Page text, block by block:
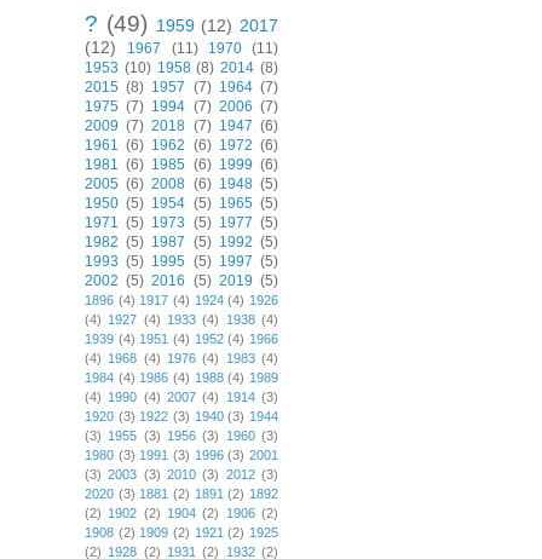
? (49) 1959 (12) 2017
(12)
1967 (11) 1970 (11)
1953 (10) 1958 (8) 2014 (8)
2015 (8) 1957 (7) 1964 (7)
1975 (7) 1994 (7) 2006 (7)
2009 (7) 2018 (7) 1947 (6)
1961 (6) 1962 (6) 1972 (6)
1981 (6) 1985 (6) 1999 (6)
2005 (6) 2008 (6) 1948 (5)
1950 (5) 1954 (5) 1965 (5)
1971 (5) 1973 (5) 1977 (5)
1982 (5) 1987 (5) 1992 (5)
1993 (5) 1995 (5) 1997 (5)
2002 (5) 2016 (5) 2019 (5)
1896 (4) 1917 (4) 1924 (4) 1926
(4) 1927 (4) 1933 (4) 1938 (4)
1939 (4) 1951 (4) 1952 (4) 1966
(4) 1968 (4) 1976 (4) 1983 (4)
1984 (4) 1986 (4) 1988 (4) 1989
(4) 1990 (4) 2007 (4) 1914 (3)
1920 (3) 1922 (3) 1940 (3) 1944
(3) 1955 (3) 1956 (3) 1960 (3)
1980 (3) 1991 (3) 1996 (3) 2001
(3) 2003 (3) 2010 (3) 2012 (3)
2020 (3) 1881 (2) 1891 (2) 1892
(2) 1902 (2) 1904 (2) 1906 (2)
1908 (2) 1909 (2) 1921 (2) 1925
(2) 1928 (2) 1931 (2) 1932 (2)